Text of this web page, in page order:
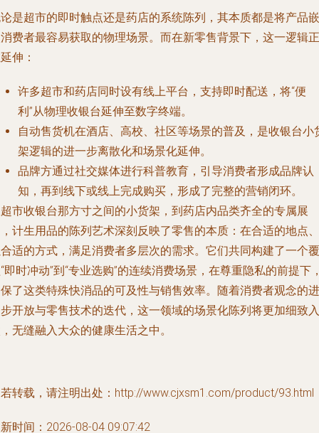
是超市的即时触点还是药店的系统陈列，其本质都是将产品嵌
费者最容易获取的物理场景。而在新零售背景下，这一逻辑正
伸：
许多超市和药店同时设有线上平台，支持即时配送，将“便
利”从物理收银台延伸至数字终端。
自动售货机在酒店、高校、社区等场景的普及，是收银台小
架逻辑的进一步离散化和场景化延伸。
品牌方通过社交媒体进行科普教育，引导消费者形成品牌认
知，再到线下或线上完成购买，形成了完整的营销闭环。
市收银台那方寸之间的小货架，到药店内品类齐全的专属展
计生用品的陈列艺术深刻反映了零售的本质：在合适的地点、
适的方式，满足消费者多层次的需求。它们共同构建了一个覆
即时冲动”到“专业选购”的连续消费场景，在尊重隐私的前提下
了这类特殊快消品的可及性与销售效率。随着消费者观念的进
开放与零售技术的迭代，这一领域的场景化陈列将更加细致入
无缝融入大众的健康生活之中。
转载，请注明出处：http://www.cjxsm1.com/product/93.html
时间：2026-08-04 09:07:42